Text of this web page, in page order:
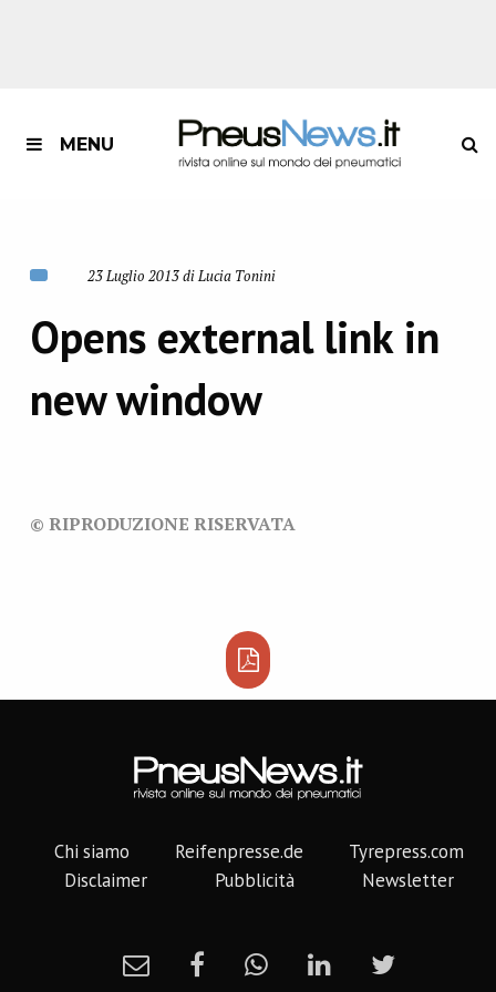
MENU
23 Luglio 2013 di Lucia Tonini
Opens external link in
new window
© RIPRODUZIONE RISERVATA
Chi siamo Reifenpresse.de
Tyrepress.com
Disclaimer
Pubblicità Newsletter